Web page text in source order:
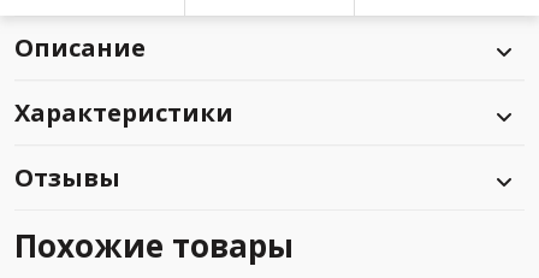
Описание
Характеристики
Отзывы
Похожие товары